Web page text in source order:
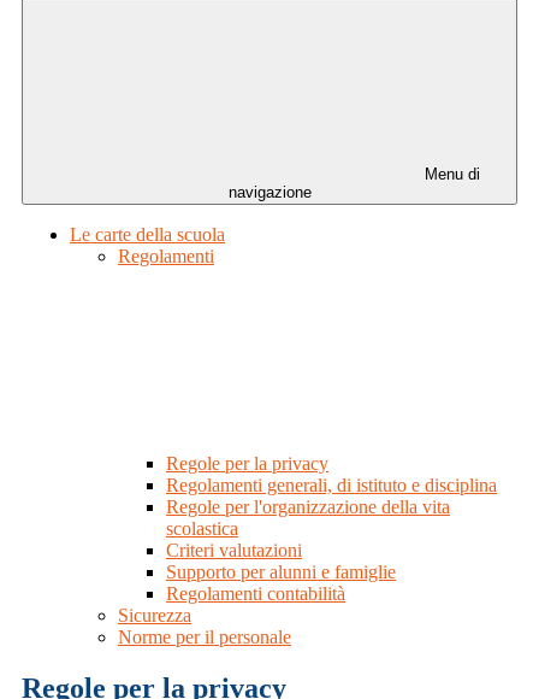
Menu di
navigazione
Le carte della scuola
Regolamenti
Regole per la privacy
Regolamenti generali, di istituto e disciplina
Regole per l'organizzazione della vita
scolastica
Criteri valutazioni
Supporto per alunni e famiglie
Regolamenti contabilità
Sicurezza
Norme per il personale
Regole per la privacy